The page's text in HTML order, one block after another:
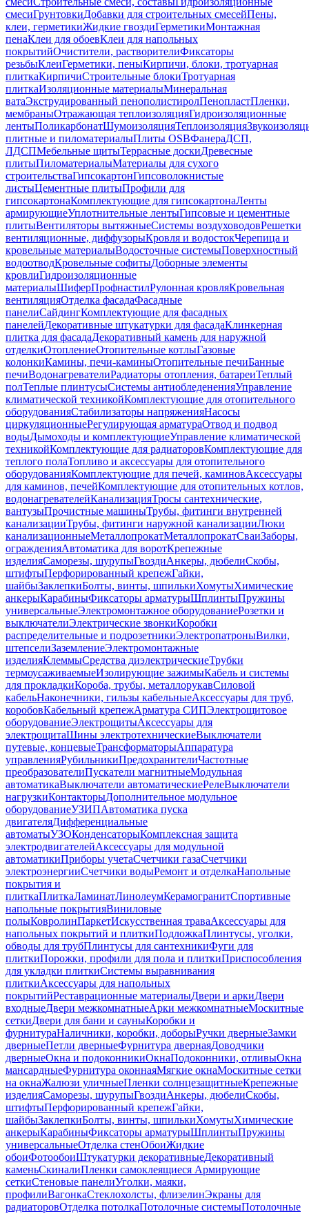
смесиГрунтовкиДобавки для строительных смесейПены,
клеи, герметикиЖидкие гвоздиГерметикиМонтажная
пенаКлеи для обоевКлеи для напольных
покрытийОчистители, растворителиФиксаторы
резьбыКлеиГерметики, пеныКирпичи, блоки, тротуарная
плиткаКирпичиСтроительные блокиТротуарная
плиткаИзоляционные материалыМинеральная
ватаЭкструдированный пенополистиролПенопластПленки,
мембраныОтражающая теплоизоляцияГидроизоляционные
лентыПоликарбонатШумоизоляцияТеплоизоляция
плитные и пиломатериалыПлиты OSBФанераДСП,
ЛДСПМебельные щитыТеррасные доскиДревесные
плитыПиломатериалыМатериалы для сухого
строительстваГипсокартонГипсоволокнистые
листыЦементные плитыПрофили для
гипсокартонаКомплектующие для гипсокартонаЛенты
армирующиеУплотнительные лентыГипсовые и цементные
плитыВентиляторы вытяжныеСистемы воздуховодовРешетки
вентиляционные, диффузорыКровля и водостокЧерепица и
кровельные материалыВодосточные системыПоверхностный
водоотводКровельные софитыДоборные элементы
кровлиГидроизоляционные
материалыШиферПрофнастилРулонная кровляКровельная
вентиляцияОтделка фасадаФасадные
панелиСайдингКомплектующие для фасадных
панелейДекоративные штукатурки для фасадаКлинкерная
плитка для фасадаДекоративный камень для наружной
отделкиОтоплениеОтопительные котлыГазовые
колонкиКамины, печи-каминыОтопительные печиБанные
печиВодонагревателиРадиаторы отопления, батареиТеплый
полТеплые плинтусыСистемы антиобледененияУправление
климатической техникойКомплектующие для отопительного
оборудованияСтабилизаторы напряженияНасосы
циркуляционныеРегулирующая арматураОтвод и подвод
водыДымоходы и комплектующиеУправление климатической
техникойКомплектующие для радиаторовКомплектующие для
теплого полаТопливо и аксессуары для отопительного
оборудованияКомплектующие для печей, каминовАксессуары
для каминов, печейКомплектующие для отопительных котлов,
водонагревателейКанализацияТросы сантехнические,
вантузыПрочистные машиныТрубы, фитинги внутренней
канализацииТрубы, фитинги наружной канализацииЛюки
канализационныеМеталлопрокатМеталлопрокатСваиЗаборы,
огражденияАвтоматика для воротКрепежные
изделияСаморезы, шурупыГвоздиАнкеры, дюбелиСкобы,
штифтыПерфорированный крепежГайки,
шайбыЗаклепкиБолты, винты, шпилькиХомутыХимические
анкерыКарабиныФиксаторы арматурыШплинтыПружины
универсальныеЭлектромонтажное оборудованиеРозетки и
выключателиЭлектрические звонкиКоробки
распределительные и подрозетникиЭлектропатроныВилки,
штепселиЗаземлениеЭлектромонтажные
изделияКлеммыСредства диэлектрическиеТрубки
термоусаживаемыеИзолирующие зажимыКабель и системы
для прокладкиКороба, трубы, металлорукавСиловой
кабельНаконечники, гильзы кабельныеАксессуары для труб,
коробовКабельный крепежАрматура СИПЭлектрощитовое
оборудованиеЭлектрощитыАксессуары для
электрощитаШины электротехническиеВыключатели
путевые, концевыеТрансформаторыАппаратура
управленияРубильникиПредохранителиЧастотные
преобразователиПускатели магнитныеМодульная
автоматикаВыключатели автоматическиеРелеВыключатели
нагрузкиКонтакторыДополнительное модульное
оборудованиеУЗИПАвтоматика пуска
двигателяДифференциальные
автоматыУЗОКонденсаторыКомплексная защита
электродвигателейАксессуары для модульной
автоматикиПриборы учетаСчетчики газаСчетчики
электроэнергииСчетчики водыРемонт и отделкаНапольные
покрытия и
плиткаПлиткаЛаминатЛинолеумКерамогранитСпортивные
напольные покрытияВиниловые
полыКовролинПаркетИскусственная траваАксессуары для
напольных покрытий и плиткиПодложкаПлинтусы, уголки,
обводы для трубПлинтусы для сантехникиФуги для
плиткиПорожки, профили для пола и плиткиПриспособления
для укладки плиткиСистемы выравнивания
плиткиАксессуары для напольных
покрытийРеставрационные материалыДвери и аркиДвери
входныеДвери межкомнатныеАрки межкомнатныеМоскитные
сеткиДвери для бани и сауныКоробки и
фурнитураНаличники, коробки, доборыРучки дверныеЗамки
дверныеПетли дверныеФурнитура двернаяДоводчики
дверныеОкна и подоконникиОкнаПодоконники, отливыОкна
мансардныеФурнитура оконнаяМягкие окнаМоскитные сетки
на окнаЖалюзи уличныеПленки солнцезащитныеКрепежные
изделияСаморезы, шурупыГвоздиАнкеры, дюбелиСкобы,
штифтыПерфорированный крепежГайки,
шайбыЗаклепкиБолты, винты, шпилькиХомутыХимические
анкерыКарабиныФиксаторы арматурыШплинтыПружины
универсальныеОтделка стенОбоиЖидкие
обоиФотообоиШтукатурки декоративныеДекоративный
каменьСкиналиПленки самоклеящиеся Армирующие
сеткиСтеновые панелиУголки, маяки,
профилиВагонкаСтеклохолсты, флизелинЭкраны для
радиаторовОтделка потолкаПотолочные системыПотолочные